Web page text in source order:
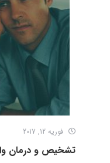
فوریه 12, 2017
تشخیص و درمان